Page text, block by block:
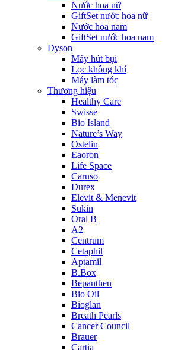
Nước hoa nữ
GiftSet nước hoa nữ
Nước hoa nam
GiftSet nước hoa nam
Dyson
Máy hút bụi
Lọc không khí
Máy làm tóc
Thương hiệu
Healthy Care
Swisse
Bio Island
Nature’s Way
Ostelin
Eaoron
Life Space
Caruso
Durex
Elevit & Menevit
Sukin
Oral B
A2
Centrum
Cetaphil
Aptamil
B.Box
Bepanthen
Bio Oil
Bioglan
Breath Pearls
Cancer Council
Brauer
Cartia